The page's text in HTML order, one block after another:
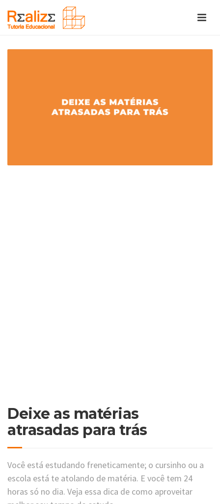
Deixe as matérias
atrasadas para trás
Você está estudando freneticamente; o cursinho ou a
escola está te atolando de matéria. E você tem 24
horas só no dia. Veja essa dica de como aproveitar